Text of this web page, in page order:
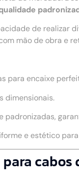
de realizar
mão de obra e
para encaixe
dimensionais.
padronizadas,
e estético
cabos